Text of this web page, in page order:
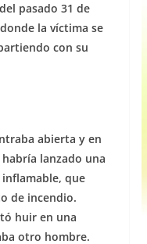
pasado 31 de
la víctima se
con su
abierta y en
lanzado una
que
de incendio.
huir en una
otro hombre.